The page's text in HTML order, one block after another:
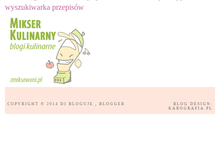
COPYRIGHT © 2014 DI BLOGUJE , BLOGGER
BLOG DESIGN:
KAROGRAFIA.PL